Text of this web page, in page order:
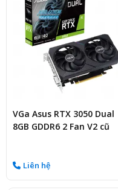
VGa Asus RTX 3050 Dual
8GB GDDR6 2 Fan V2 cũ
Liên hệ